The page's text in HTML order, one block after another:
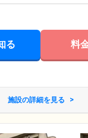
る 料
施設の詳細を見る